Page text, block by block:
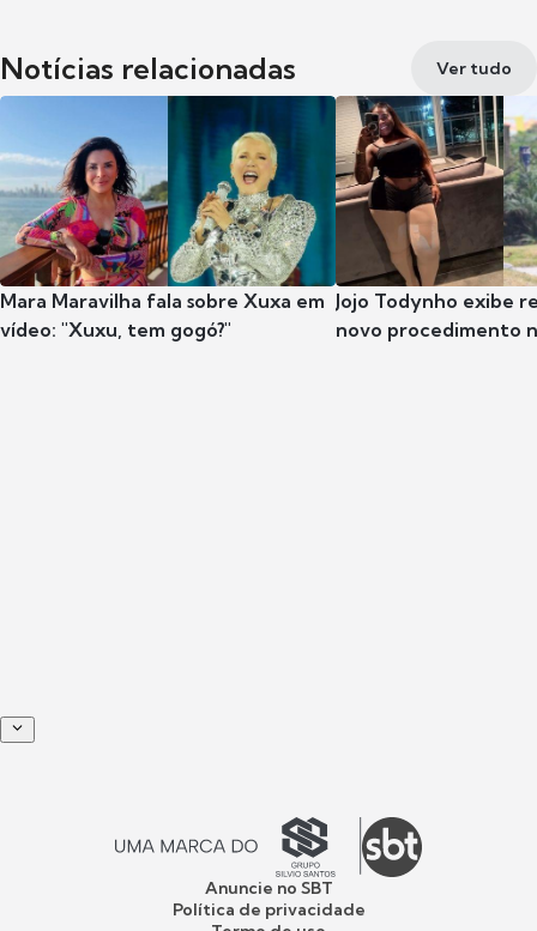
Notícias relacionadas Ver tudo
Mara Maravilha fala sobre Xuxa em
vídeo: "Xuxu, tem gogó?"
Jojo Todynho exibe
novo procedimento
Anuncie no SBT
Política de privacidade